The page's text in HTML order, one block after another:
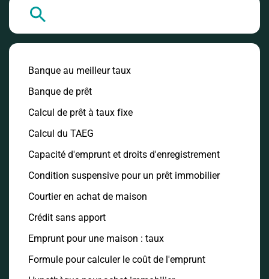
Banque au meilleur taux
Banque de prêt
Calcul de prêt à taux fixe
Calcul du TAEG
Capacité d'emprunt et droits d'enregistrement
Condition suspensive pour un prêt immobilier
Courtier en achat de maison
Crédit sans apport
Emprunt pour une maison : taux
Formule pour calculer le coût de l'emprunt